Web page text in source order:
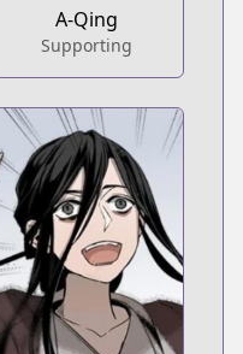
A-Qing
Supporting